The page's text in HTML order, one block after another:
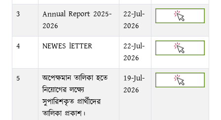
3
Annual Report 2025-
2026
22-Jul-
2026
4
NEWES lETTER
22-Jul-
2026
5
অপেক্ষমান তালিকা হতে
নিয়োগের লক্ষ্যে
সুপারিশকৃত প্রার্থীদের
তালিকা প্রকাশ।
19-Jul-
2026